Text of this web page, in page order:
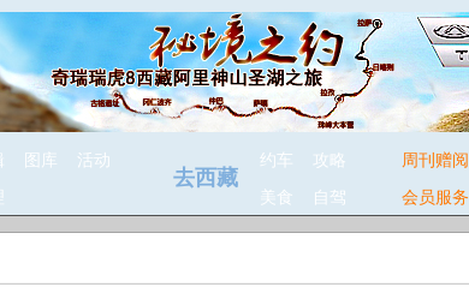
图库
活动
去西藏
约车
攻略
美食
自驾
周刊赠阅
会员服务